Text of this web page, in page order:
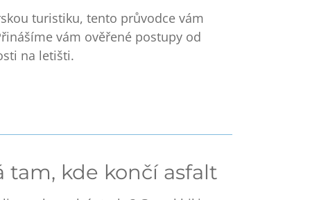
turistiku, tento průvodce vám
vám ověřené postupy od
na letišti.
tam, kde končí asfalt